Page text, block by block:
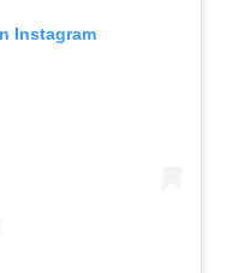
Instagram